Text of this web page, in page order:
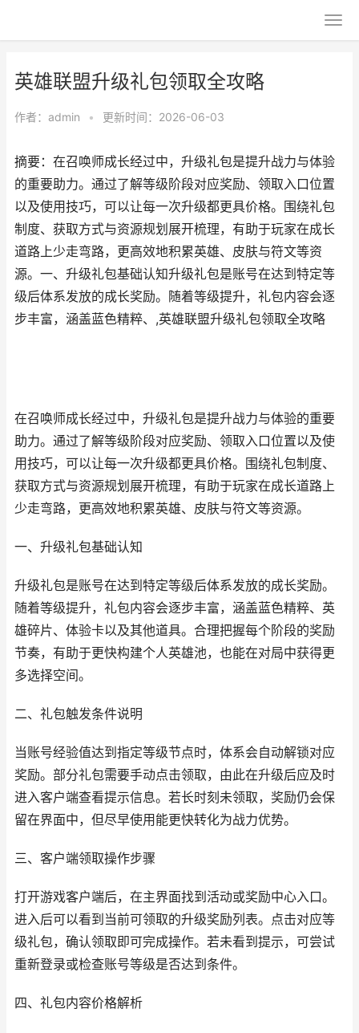
英雄联盟升级礼包领取全攻略
作者： admin • 更新时间：2026-06-03
摘要：在召唤师成长经过中，升级礼包是提升战力与体验
的重要助力。通过了解等级阶段对应奖励、领取入口位置
以及使用技巧，可以让每一次升级都更具价格。围绕礼包
制度、获取方式与资源规划展开梳理，有助于玩家在成长
道路上少走弯路，更高效地积累英雄、皮肤与符文等资
源。一、升级礼包基础认知升级礼包是账号在达到特定等
级后体系发放的成长奖励。随着等级提升，礼包内容会逐
步丰富，涵盖蓝色精粹、,英雄联盟升级礼包领取全攻略
在召唤师成长经过中，升级礼包是提升战力与体验的重要
助力。通过了解等级阶段对应奖励、领取入口位置以及使
用技巧，可以让每一次升级都更具价格。围绕礼包制度、
获取方式与资源规划展开梳理，有助于玩家在成长道路上
少走弯路，更高效地积累英雄、皮肤与符文等资源。
一、升级礼包基础认知
升级礼包是账号在达到特定等级后体系发放的成长奖励。
随着等级提升，礼包内容会逐步丰富，涵盖蓝色精粹、英
雄碎片、体验卡以及其他道具。合理把握每个阶段的奖励
节奏，有助于更快构建个人英雄池，也能在对局中获得更
多选择空间。
二、礼包触发条件说明
当账号经验值达到指定等级节点时，体系会自动解锁对应
奖励。部分礼包需要手动点击领取，由此在升级后应及时
进入客户端查看提示信息。若长时刻未领取，奖励仍会保
留在界面中，但尽早使用能更快转化为战力优势。
三、客户端领取操作步骤
打开游戏客户端后，在主界面找到活动或奖励中心入口。
进入后可以看到当前可领取的升级奖励列表。点击对应等
级礼包，确认领取即可完成操作。若未看到提示，可尝试
重新登录或检查账号等级是否达到条件。
四、礼包内容价格解析